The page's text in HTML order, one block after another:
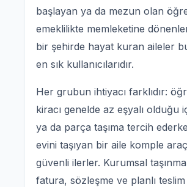
başlayan ya da mezun olan
emeklilikte memleketine
bir şehirde hayat kuran aileler
en sık kullanıcılarıdır.
Her grubun ihtiyacı farklıdır:
kiracı genelde az eşyalı olduğu
ya da parça taşıma tercih
evini taşıyan bir aile komple
güvenli ilerler. Kurumsal
fatura, sözleşme ve planlı teslim